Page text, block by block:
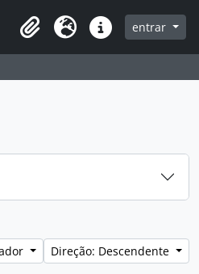
Clipboard
Idioma Ligações rápidas
entrar
Direção: Descendente